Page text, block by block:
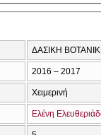
ΔΑΣΙΚΗ
2016 – 2017
Χειμερινή
Ελένη